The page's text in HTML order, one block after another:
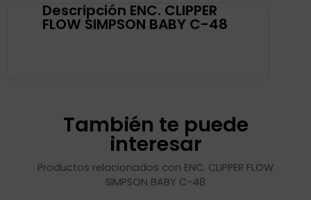
Descripción ENC. CLIPPER
FLOW SIMPSON BABY C-48
También te puede
interesar
Productos relacionados con ENC. CLIPPER FLOW
SIMPSON BABY C-48